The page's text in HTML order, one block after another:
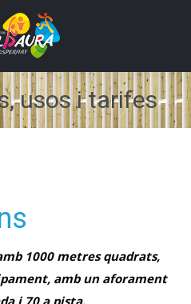
usos i tarifes
aquí:
1000 metres quadrats,
amb un aforament
i 70 a pista.